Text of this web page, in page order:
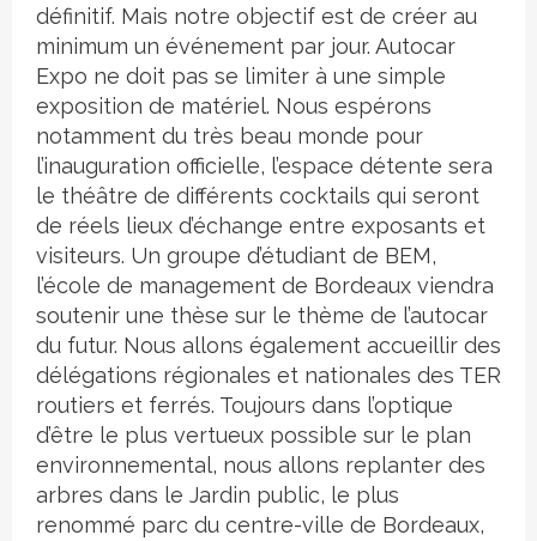
définitif. Mais notre objectif est de créer au
minimum un événement par jour. Autocar
Expo ne doit pas se limiter à une simple
exposition de matériel. Nous espérons
notamment du très beau monde pour
l’inauguration officielle, l’espace détente sera
le théâtre de différents cocktails qui seront
de réels lieux d’échange entre exposants et
visiteurs. Un groupe d’étudiant de BEM,
l’école de management de Bordeaux viendra
soutenir une thèse sur le thème de l’autocar
du futur. Nous allons également accueillir des
délégations régionales et nationales des TER
routiers et ferrés. Toujours dans l’optique
d’être le plus vertueux possible sur le plan
environnemental, nous allons replanter des
arbres dans le Jardin public, le plus
renommé parc du centre-ville de Bordeaux,